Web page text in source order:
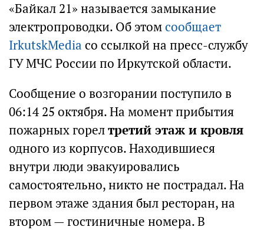
«Байкал 21» называется замыкание
электропроводки. Об этомсообщает
IrkutskMedia со ссылкой на пресс-службу
ГУ МЧС России по Иркутской области.
Сообщение о возгорании поступило в
06:14 25 октября. На момент прибытия
пожарных горелтретий этаж и кровля
одного из корпусов. Находившиеся
внутри люди эвакуировались
самостоятельно, никто не пострадал. На
первом этаже здания был ресторан, на
втором — гостиничные номера. В